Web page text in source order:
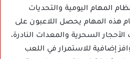
المهام اليومية والتحديات
هذه المهام يحصل اللاعبون على
السحرية والمعدات النادرة،
إضافية للاستمرار في اللعب